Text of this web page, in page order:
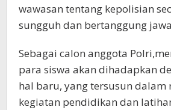
wawasan tentang kepolisian
sungguh dan bertanggung
Sebagai calon anggota
para siswa akan dihadapkan
hal baru, yang tersusun dalam
kegiatan pendidikan dan